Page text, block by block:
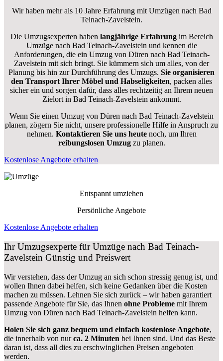
Wir haben mehr als 10 Jahre Erfahrung mit Umzügen nach Bad
Teinach-Zavelstein.
Die Umzugsexperten haben langjährige Erfahrungim Bereich
Umzüge nach Bad Teinach-Zavelstein und kennen die
Anforderungen, die ein Umzug von Düren nach Bad Teinach-
Zavelstein mit sich bringt. Sie kümmern sich um alles, von der
Planung bis hin zur Durchführung des Umzugs. Sie organisieren
den Transport Ihrer Möbel und Habseligkeiten, packen alles
sicher ein und sorgen dafür, dass alles rechtzeitig an Ihrem neuen
Zielort in Bad Teinach-Zavelstein ankommt.
Wenn Sie einen Umzug von Düren nach Bad Teinach-Zavelstein
planen, zögern Sie nicht, unsere professionelle Hilfe in Anspruch zu
nehmen. Kontaktieren Sie uns heutenoch, um Ihren
reibungslosen Umzugzu planen.
Kostenlose Angebote erhalten
Entspannt umziehen
Persönliche Angebote
Kostenlose Angebote erhalten
Ihr Umzugsexperte für Umzüge nach Bad Teinach-
Zavelstein Günstig und Preiswert
Wir verstehen, dass der Umzug an sich schon stressig genug ist, und
wollen Ihnen dabei helfen, sich keine Gedanken über die Kosten
machen zu müssen. Lehnen Sie sich zurück – wir haben garantiert
passende Angebote für Sie, das Ihnen ohne Probleme mit Ihrem
Umzug von Düren nach Bad Teinach-Zavelstein helfen kann.
Holen Sie sich ganz bequem und einfach kostenlose Angebote,
die innerhalb von nurca. 2 Minuten bei Ihnen sind. Und das Beste
daran ist, dass all dies zu erschwinglichen Preisen angeboten
werden.